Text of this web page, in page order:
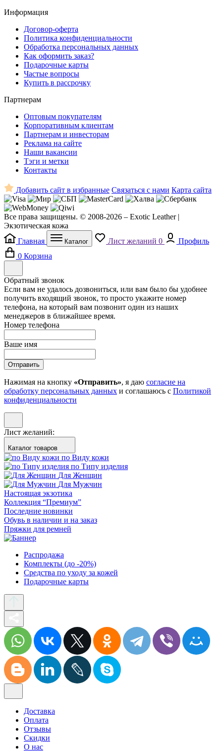
Информация
Договор-оферта
Политика конфиденциальности
Обработка персональных данных
Как оформить заказ?
Подарочные карты
Частые вопросы
Купить в рассрочку
Партнерам
Оптовым покупателям
Корпоративным клиентам
Партнерам и инвесторам
Реклама на сайте
Наши вакансии
Тэги и метки
Контакты
Добавить сайт в избранные Связаться с нами Карта сайта
Все права защищены. © 2008-2026 – Exotic Leather |
Экзотическая кожа
Главная
Каталог Лист желаний 0
Профиль
0 Корзина
Обратный звонок
Если вам не удалось дозвониться, или вам было бы удобнее
получить входящий звонок, то просто укажите номер
телефона, на который вам позвонит один из наших
менеджеров в ближайшее время.
Номер телефона
Ваше имя
Отправить
Нажимая на кнопку «Отправить», я даю согласие на
обработку персональных данных и соглашаюсь с Политикой
конфиденциальности
Лист желаний:
Каталог товаров
по Виду кожи
по Типу изделия
Для Женщин
Для Мужчин
Настоящая экзотика
Коллекция “Премиум”
Последние новинки
Обувь в наличии и на заказ
Пряжки для ремней
Распродажа
Комплекты (до -20%)
Средства по уходу за кожей
Подарочные карты
Доставка
Оплата
Отзывы
Скидки
О нас